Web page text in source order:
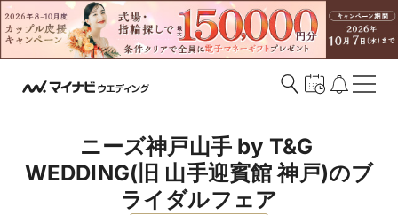
ニーズ神戸山手 by T&G
WEDDING(旧 山手迎賓館 神戸)のブ
ライダルフェア